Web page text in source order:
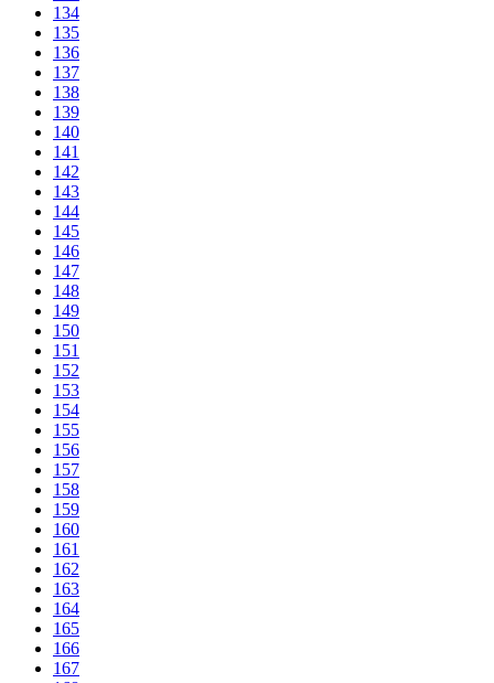
134
135
136
137
138
139
140
141
142
143
144
145
146
147
148
149
150
151
152
153
154
155
156
157
158
159
160
161
162
163
164
165
166
167